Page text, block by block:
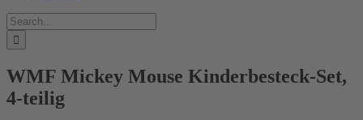
Suche
nach:
WMF Mickey Mouse Kinderbesteck-Set,
4-teilig